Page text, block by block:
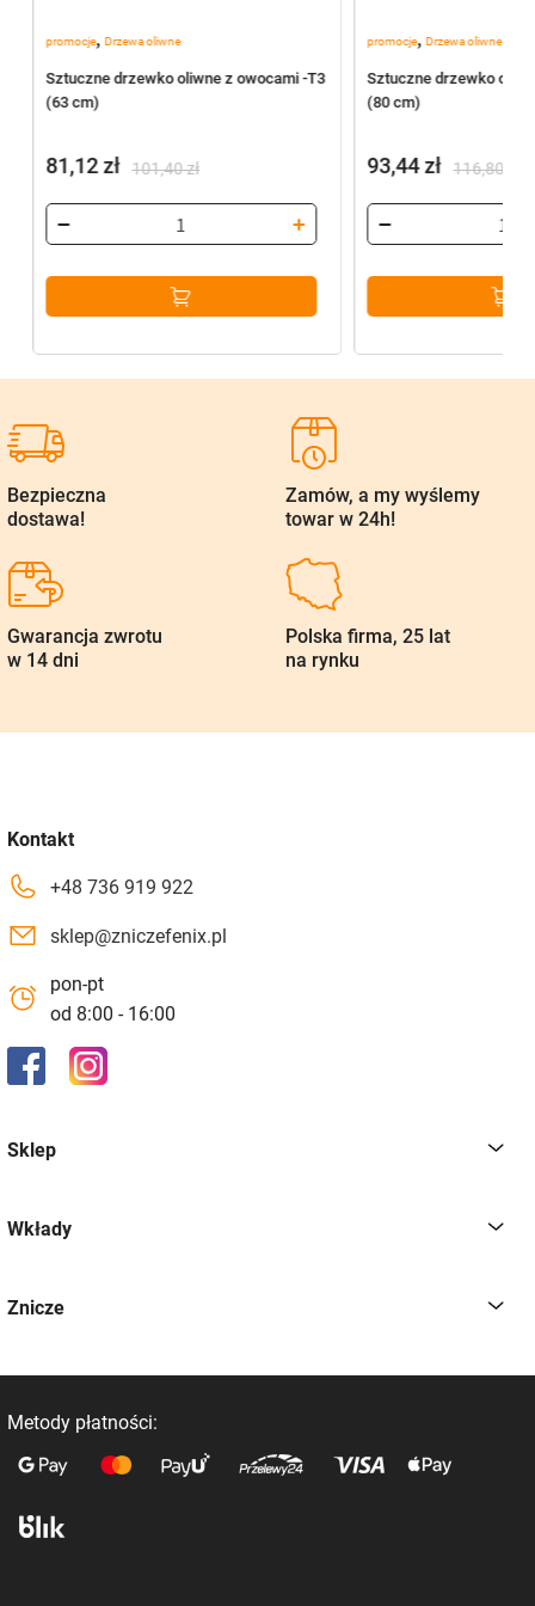
promocje, Drzewa oliwne
Sztuczne drzewko oliwne z owocami -T3
(63 cm)
101,40zł
cena
wynosiła:
101,40 zł.
81,12zł
cena
wynosi:
81,12 zł.
promocje,Drzewa oliwne
Sztuczne drzewko
(80 cm)
116,80
cena
wynosiła:
116,80 zł.
93,44zł
cena
wynosi:
93,44 zł.
Bezpieczna
dostawa!
Zamów, a my wyślemy
towar w 24h!
Gwarancja zwrotu
w 14 dni
Polska firma, 25 lat
na rynku
Kontakt
+48 736 919 922
sklep@zniczefenix.pl
pon-pt
od 8:00 - 16:00
Sklep
Wkłady
Znicze
Metody płatności: